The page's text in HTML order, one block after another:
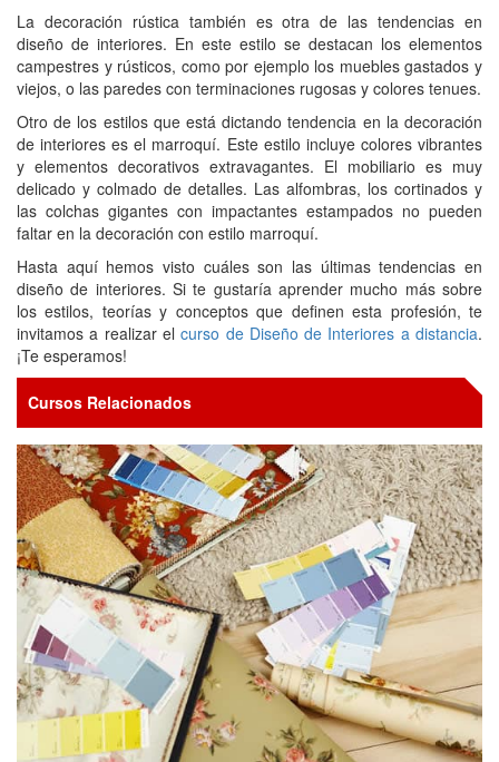
La decoración rústica también es otra de las tendencias en
diseño de interiores. En este estilo se destacan los elementos
campestres y rústicos, como por ejemplo los muebles gastados y
viejos, o las paredes con terminaciones rugosas y colores tenues.
Otro de los estilos que está dictando tendencia en la decoración
de interiores es el marroquí. Este estilo incluye colores vibrantes
y elementos decorativos extravagantes. El mobiliario es muy
delicado y colmado de detalles. Las alfombras, los cortinados y
las colchas gigantes con impactantes estampados no pueden
faltar en la decoración con estilo marroquí.
Hasta aquí hemos visto cuáles son las últimas tendencias en
diseño de interiores. Si te gustaría aprender mucho más sobre
los estilos, teorías y conceptos que definen esta profesión, te
invitamos a realizar elcurso de Diseño de Interiores a distancia.
¡Te esperamos!
Cursos Relacionados